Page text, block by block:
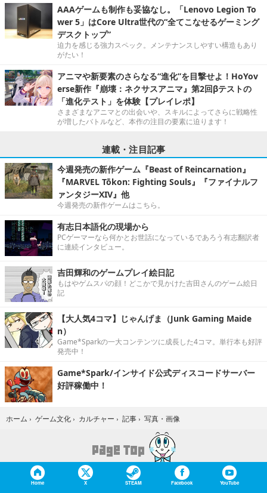
AAAゲームも制作も妥協なし。「Lenovo Legion To
wer 5」はCore Ultra世代の“全てこなせるゲーミング
デスクトップ”
迫力を感じる強力スペック。メンテナンスしやすい構造もあり
がたい！
アニマや新要素のさらなる“進化”を目撃せよ！HoYov
erse新作『崩壊：ネクサスアニマ』第2回βテストの
「進化テスト」を体験【プレイレポ】
さまざまなアニマとの出会いや、スキルによってさらに戦略性
が増したバトルなど、本作の注目の要素に迫ります！
連載・注目記事
今週発売の新作ゲーム『Beast of Reincarnation』
『MARVEL Tōkon: Fighting Souls』『ファイナルフ
ァンタジーXIV』他
今週発売の新作ゲームはこちら。
有志日本語化の現場から
PCゲーマーなら何かとお世話になっているであろう有志翻訳者
に連続インタビュー。
吉田輝和のゲームプレイ絵日記
もはやゲムスパの顔！どこかで見かけた吉田さんのゲーム絵日
記
【大人気4コマ】じゃんげま（Junk Gaming Maide
n）
Game*Sparkの一大コンテンツに成長した4コマ。単行本も好評
発売中！
Game*Spark/インサイド公式ディスコードサーバー
好評稼働中！
ホーム › ゲーム文化 › カルチャー › 記事 › 写真・画像
Home X STEAM Facebook YouTube